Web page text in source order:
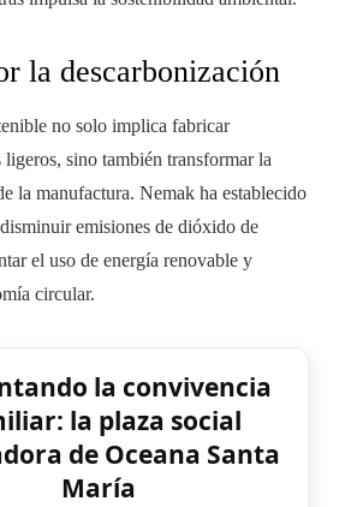
la descarbonización
no solo implica fabricar
ligeros, sino también transformar la
la manufactura. Nemak ha establecido
emisiones de dióxido de
el uso de energía renovable y
circular.
la convivencia
la plaza social
de Oceana Santa
María